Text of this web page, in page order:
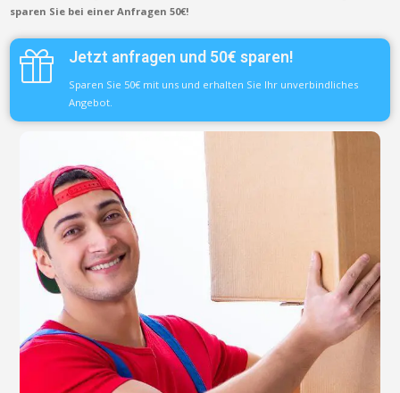
sparen Sie bei einer Anfragen 50€!
Jetzt anfragen und 50€ sparen!
Sparen Sie 50€ mit uns und erhalten Sie Ihr unverbindliches
Angebot.